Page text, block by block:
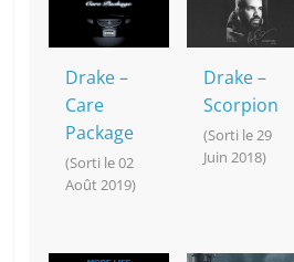
Drake –
Care
Package
(Sorti le 02
Août 2019)
Drake –
Scorpion
(Sorti le 29
Juin 2018)